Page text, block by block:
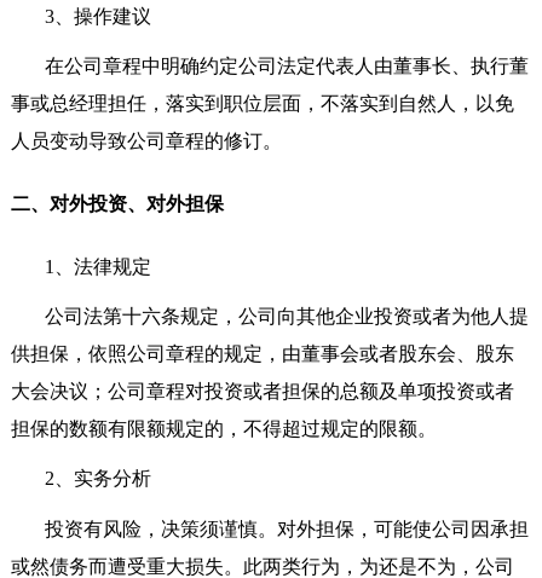
3、操作建议
在公司章程中明确约定公司法定代表人由董事长、执行董
事或总经理担任，落实到职位层面，不落实到自然人，以免
人员变动导致公司章程的修订。
二、对外投资、对外担保
1 、法律规定
公司法第十六条规定，公司向其他企业投资或者为他人提
供担保，依照公司章程的规定，由董事会或者股东会、股东
大会决议；公司章程对投资或者担保的总额及单项投资或者
担保的数额有限额规定的，不得超过规定的限额。
2 、实务分析
投资有风险，决策须谨慎。对外担保，可能使公司因承担
或然债务而遭受重大损失。此两类行为，为还是不为，公司